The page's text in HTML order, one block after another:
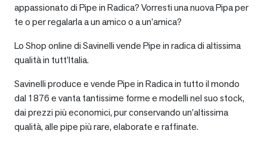
appassionato di Pipe in Radica? Vorresti una nuova Pipa per
te o per regalarla a un amico o a un’amica?
Lo Shop online di Savinelli vende Pipe in radica di altissima
qualità in tutt’Italia.
Savinelli produce e vende Pipe in Radica in tutto il mondo
dal 1876 e vanta tantissime forme e modelli nel suo stock,
dai prezzi più economici, pur conservando un’altissima
qualità, alle pipe più rare, elaborate e raffinate.